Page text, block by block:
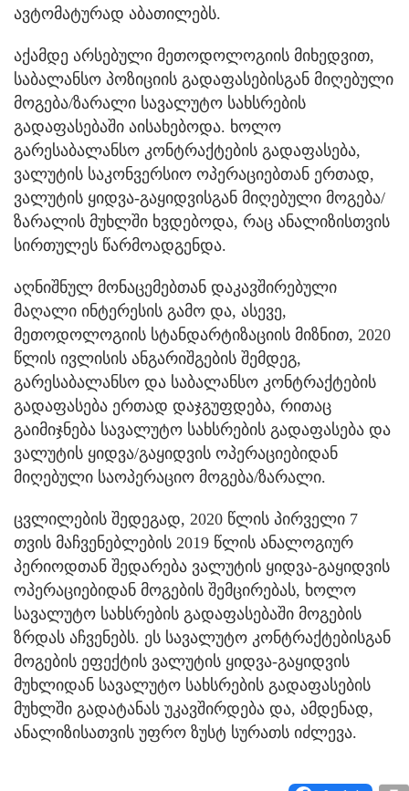
ავტომატურად აბათილებს.
აქამდე არსებული მეთოდოლოგიის მიხედვით,
საბალანსო პოზიციის გადაფასებისგან მიღებული
მოგება/ზარალი სავალუტო სახსრების
გადაფასებაში აისახებოდა. ხოლო
გარესაბალანსო კონტრაქტების გადაფასება,
ვალუტის საკონვერსიო ოპერაციებთან ერთად,
ვალუტის ყიდვა-გაყიდვისგან მიღებული მოგება/
ზარალის მუხლში ხვდებოდა, რაც ანალიზისთვის
სირთულეს წარმოადგენდა.
აღნიშნულ მონაცემებთან დაკავშირებული
მაღალი ინტერესის გამო და, ასევე,
მეთოდოლოგიის სტანდარტიზაციის მიზნით, 2020
წლის ივლისის ანგარიშგების შემდეგ,
გარესაბალანსო და საბალანსო კონტრაქტების
გადაფასება ერთად დაჯგუფდება, რითაც
გაიმიჯნება სავალუტო სახსრების გადაფასება და
ვალუტის ყიდვა/გაყიდვის ოპერაციებიდან
მიღებული საოპერაციო მოგება/ზარალი.
ცვლილების შედეგად, 2020 წლის პირველი 7
თვის მაჩვენებლების 2019 წლის ანალოგიურ
პერიოდთან შედარება ვალუტის ყიდვა-გაყიდვის
ოპერაციებიდან მოგების შემცირებას, ხოლო
სავალუტო სახსრების გადაფასებაში მოგების
ზრდას აჩვენებს. ეს სავალუტო კონტრაქტებისგან
მოგების ეფექტის ვალუტის ყიდვა-გაყიდვის
მუხლიდან სავალუტო სახსრების გადაფასების
მუხლში გადატანას უკავშირდება და, ამდენად,
ანალიზისათვის უფრო ზუსტ სურათს იძლევა.